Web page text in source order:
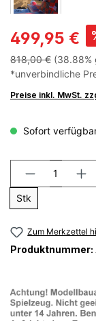
499,95 €
818,00 € (38.88%
*unverbindliche
Preise inkl. MwSt.
Sofort
Stk
Zum Merkzettel
Produktnummer: